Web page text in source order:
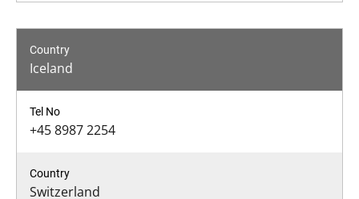
Iceland
+45 8987 2254
Switzerland